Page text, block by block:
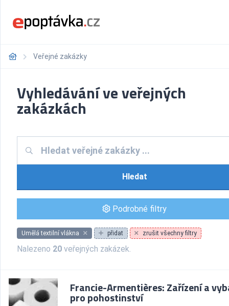
Veřejné zakázky
Vyhledávání ve veřejných
zakázkách
Hledat
Podrobné filtry
Umělá textilní vlákna přidat zrušit všechny filtry
Nalezeno 20 veřejných zakázek.
Francie-Armentières: Zařízení a
pro pohostinství